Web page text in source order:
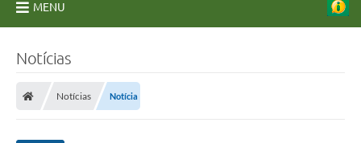
MENU
Notícias
Notícias Notícia